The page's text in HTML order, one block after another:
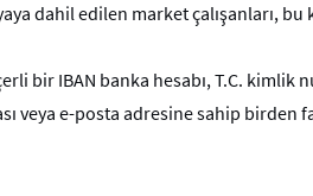
dahil edilen market çalışanları, bu
bir IBAN banka hesabı, T.C.
veya e-posta adresine sahip birden